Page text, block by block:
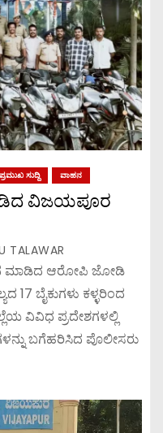
ಪ್ರಮುಖ ಸುದ್ದಿ ವಾಹನ
ಹಿಡಿದ ವಿಜಯಪೂರ
TALAWAR
ಮಾಡಿದ ಆರೋಪಿ ಜೋಡಿ
ಬೈಕುಗಳು ಕಳ್ಳರಿಂದ
ವಿವಿಧ ಪ್ರದೇಶಗಳಲ್ಲಿ
ಬಗೆಹರಿಸಿದ ಪೊಲೀಸರು